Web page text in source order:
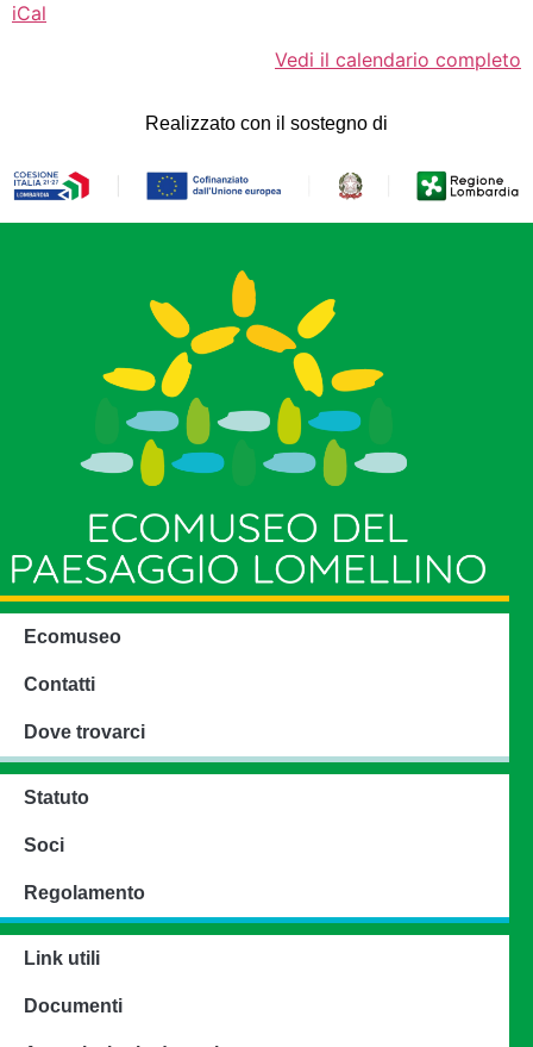
iCal
Vedi il calendario completo
Realizzato con il sostegno di
Ecomuseo
Contatti
Dove trovarci
Statuto
Soci
Regolamento
Link utili
Documenti